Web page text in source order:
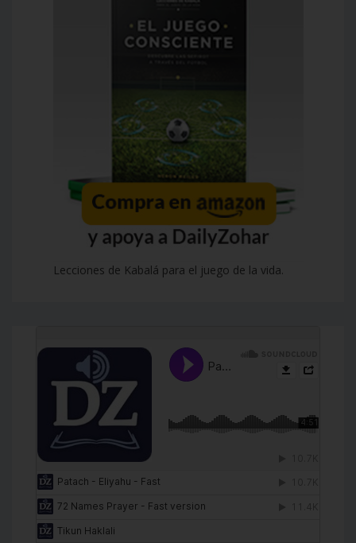
Lecciones de Kabalá para el juego de la vida.